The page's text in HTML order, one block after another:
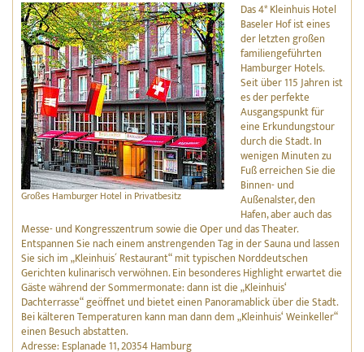
Großes Hamburger Hotel in Privatbesitz
Das 4* Kleinhuis Hotel
Baseler Hof ist eines
der letzten großen
familiengeführten
Hamburger Hotels.
Seit über 115 Jahren ist
es der perfekte
Ausgangspunkt für
eine Erkundungstour
durch die Stadt. In
wenigen Minuten zu
Fuß erreichen Sie die
Binnen- und
Außenalster, den
Hafen, aber auch das
Messe- und Kongresszentrum sowie die Oper und das Theater.
Entspannen Sie nach einem anstrengenden Tag in der Sauna und lassen
Sie sich im „Kleinhuis´ Restaurant“ mit typischen Norddeutschen
Gerichten kulinarisch verwöhnen. Ein besonderes Highlight erwartet die
Gäste während der Sommermonate: dann ist die „Kleinhuis‘
Dachterrasse“ geöffnet und bietet einen Panoramablick über die Stadt.
Bei kälteren Temperaturen kann man dann dem „Kleinhuis‘ Weinkeller“
einen Besuch abstatten.
Adresse: Esplanade 11, 20354 Hamburg